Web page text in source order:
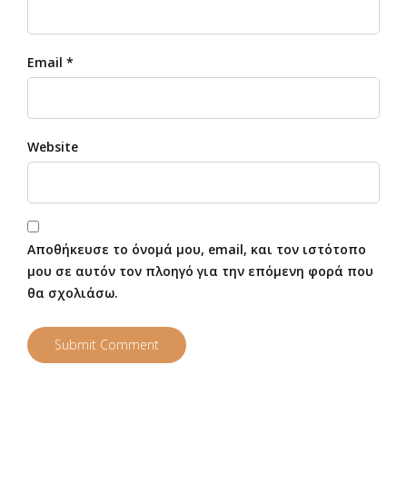
Email *
Website
Αποθήκευσε το όνομά μου, email, και τον ιστότοπο
μου σε αυτόν τον πλοηγό για την επόμενη φορά που
θα σχολιάσω.